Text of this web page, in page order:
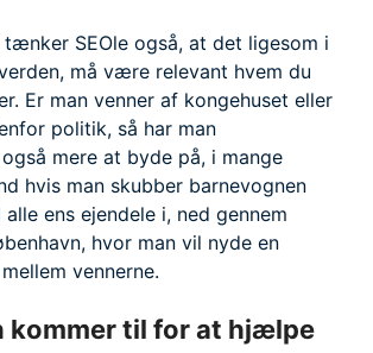
SEOle også, at det ligesom i
må være relevant hvem du
Er man venner af kongehuset eller
politik, så har man
mere at byde på, i mange
hvis man skubber barnevognen
ens ejendele i, ned gennem
hvor man vil nyde en
vennerne.
kommer til for at hjælpe